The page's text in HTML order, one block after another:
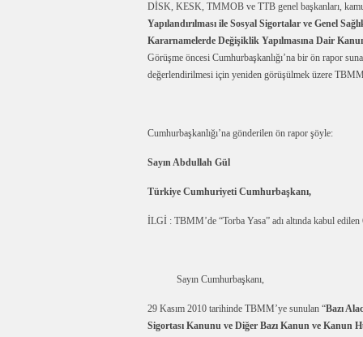
DİSK, KESK, TMMOB ve TTB genel başkanları,
Yapılandırılması ile Sosyal Sigortalar ve Genel
Kararnamelerde Değişiklik Yapılmasına Dair Kanun
Görüşme öncesi Cumhurbaşkanlığı’na bir ön rapor
değerlendirilmesi için yeniden görüşülmek üzere
Cumhurbaşkanlığı’na gönderilen ön rapor şöyle:
Sayın Abdullah Gül
Türkiye Cumhuriyeti Cumhurbaşkanı,
İLGİ : TBMM’de “Torba Yasa” adı altında kabul edilen
Sayın Cumhurbaşkanı,
29 Kasım 2010 tarihinde TBMM’ye sunulan “Bazı
Sigortası Kanunu ve Diğer Bazı Kanun ve Kanun